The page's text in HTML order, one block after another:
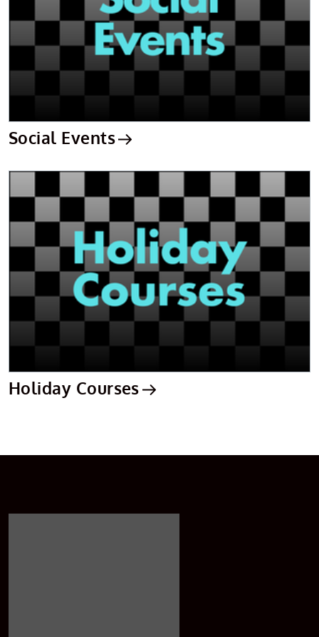
Social Events
Holiday Courses